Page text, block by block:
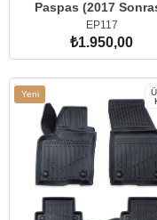
Paspas (2017
EP117
₺1.950,00
SEPETE EKLE
Yeni